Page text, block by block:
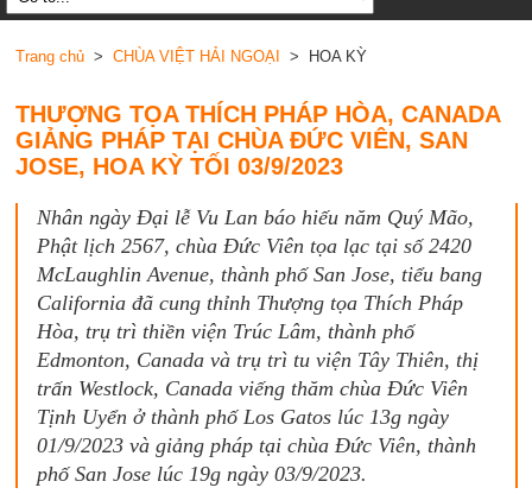
Trang chủ> CHÙA VIỆT HẢI NGOẠI > HOA KỲ
THƯỢNG TỌA THÍCH PHÁP HÒA, CANADA
GIẢNG PHÁP TẠI CHÙA ĐỨC VIÊN, SAN
JOSE, HOA KỲ TỐI 03/9/2023
Nhân ngày Đại lễ Vu Lan báo hiếu năm Quý Mão,
Phật lịch 2567, chùa Đức Viên tọa lạc tại số 2420
McLaughlin Avenue, thành phố San Jose, tiểu bang
California đã cung thỉnh Thượng tọa Thích Pháp
Hòa, trụ trì thiền viện Trúc Lâm, thành phố
Edmonton, Canada và trụ trì tu viện Tây Thiên, thị
trấn Westlock, Canada viếng thăm chùa Đức Viên
Tịnh Uyển ở thành phố Los Gatos lúc 13g ngày
01/9/2023 và giảng pháp tại chùa Đức Viên, thành
phố San Jose lúc 19g ngày 03/9/2023.